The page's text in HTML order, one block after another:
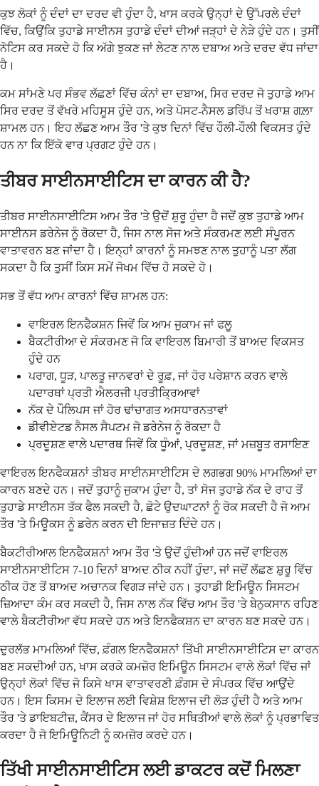
ਕੁਝ ਲੋਕਾਂ ਨੂੰ ਦੰਦਾਂ ਦਾ ਦਰਦ ਵੀ ਹੁੰਦਾ ਹੈ, ਖਾਸ ਕਰਕੇ ਉਨ੍ਹਾਂ ਦੇ ਉੱਪਰਲੇ ਦੰਦਾਂ
ਵਿੱਚ, ਕਿਉਂਕਿ ਤੁਹਾਡੇ ਸਾਈਨਸ ਤੁਹਾਡੇ ਦੰਦਾਂ ਦੀਆਂ ਜੜ੍ਹਾਂ ਦੇ ਨੇੜੇ ਹੁੰਦੇ ਹਨ। ਤੁਸੀਂ
ਨੋਟਿਸ ਕਰ ਸਕਦੇ ਹੋ ਕਿ ਅੱਗੇ ਝੁਕਣ ਜਾਂ ਲੇਟਣ ਨਾਲ ਦਬਾਅ ਅਤੇ ਦਰਦ ਵੱਧ ਜਾਂਦਾ
ਹੈ।
ਕਮ ਸਾਂਮਣੇ ਪਰ ਸੰਭਵ ਲੱਛਣਾਂ ਵਿੱਚ ਕੰਨਾਂ ਦਾ ਦਬਾਅ, ਸਿਰ ਦਰਦ ਜੋ ਤੁਹਾਡੇ ਆਮ
ਸਿਰ ਦਰਦ ਤੋਂ ਵੱਖਰੇ ਮਹਿਸੂਸ ਹੁੰਦੇ ਹਨ, ਅਤੇ ਪੋਸਟ-ਨੈਸਲ ਡਰਿੱਪ ਤੋਂ ਖਰਾਸ਼ ਗਲ਼ਾ
ਸ਼ਾਮਲ ਹਨ। ਇਹ ਲੱਛਣ ਆਮ ਤੌਰ 'ਤੇ ਕੁਝ ਦਿਨਾਂ ਵਿੱਚ ਹੌਲੀ-ਹੌਲੀ ਵਿਕਸਤ ਹੁੰਦੇ
ਹਨ ਨਾ ਕਿ ਇੱਕੋ ਵਾਰ ਪ੍ਰਗਟ ਹੁੰਦੇ ਹਨ।
ਤੀਬਰ ਸਾਈਨਸਾਈਟਿਸ ਦਾ ਕਾਰਨ ਕੀ ਹੈ?
ਤੀਬਰ ਸਾਈਨਸਾਈਟਿਸ ਆਮ ਤੌਰ 'ਤੇ ਉਦੋਂ ਸ਼ੁਰੂ ਹੁੰਦਾ ਹੈ ਜਦੋਂ ਕੁਝ ਤੁਹਾਡੇ ਆਮ
ਸਾਈਨਸ ਡਰੇਨੇਜ ਨੂੰ ਰੋਕਦਾ ਹੈ, ਜਿਸ ਨਾਲ ਸੋਜ ਅਤੇ ਸੰਕਰਮਣ ਲਈ ਸੰਪੂਰਨ
ਵਾਤਾਵਰਨ ਬਣ ਜਾਂਦਾ ਹੈ। ਇਨ੍ਹਾਂ ਕਾਰਨਾਂ ਨੂੰ ਸਮਝਣ ਨਾਲ ਤੁਹਾਨੂੰ ਪਤਾ ਲੱਗ
ਸਕਦਾ ਹੈ ਕਿ ਤੁਸੀਂ ਕਿਸ ਸਮੇਂ ਜੋਖਮ ਵਿੱਚ ਹੋ ਸਕਦੇ ਹੋ।
ਸਭ ਤੋਂ ਵੱਧ ਆਮ ਕਾਰਨਾਂ ਵਿੱਚ ਸ਼ਾਮਲ ਹਨ:
ਵਾਇਰਲ ਇਨਫੈਕਸ਼ਨ ਜਿਵੇਂ ਕਿ ਆਮ ਜੁਕਾਮ ਜਾਂ ਫਲੂ
ਬੈਕਟੀਰੀਆ ਦੇ ਸੰਕਰਮਣ ਜੋ ਕਿ ਵਾਇਰਲ ਬਿਮਾਰੀ ਤੋਂ ਬਾਅਦ ਵਿਕਸਤ
ਹੁੰਦੇ ਹਨ
ਪਰਾਗ, ਧੂੜ, ਪਾਲਤੂ ਜਾਨਵਰਾਂ ਦੇ ਰੂਫ਼, ਜਾਂ ਹੋਰ ਪਰੇਸ਼ਾਨ ਕਰਨ ਵਾਲੇ
ਪਦਾਰਥਾਂ ਪ੍ਰਤੀ ਐਲਰਜੀ ਪ੍ਰਤੀਕ੍ਰਿਆਵਾਂ
ਨੱਕ ਦੇ ਪੌਲਿਪਸ ਜਾਂ ਹੋਰ ਢਾਂਚਾਗਤ ਅਸਧਾਰਨਤਾਵਾਂ
ਡੀਵੀਏਟਡ ਨੈਸਲ ਸੈਪਟਮ ਜੋ ਡਰੇਨੇਜ ਨੂੰ ਰੋਕਦਾ ਹੈ
ਪ੍ਰਦੂਸ਼ਣ ਵਾਲੇ ਪਦਾਰਥ ਜਿਵੇਂ ਕਿ ਧੂੰਆਂ, ਪ੍ਰਦੂਸ਼ਣ, ਜਾਂ ਮਜ਼ਬੂਤ ਰਸਾਇਣ
ਵਾਇਰਲ ਇਨਫੈਕਸ਼ਨਾਂ ਤੀਬਰ ਸਾਈਨਸਾਈਟਿਸ ਦੇ ਲਗਭਗ 90% ਮਾਮਲਿਆਂ ਦਾ
ਕਾਰਨ ਬਣਦੇ ਹਨ। ਜਦੋਂ ਤੁਹਾਨੂੰ ਜੁਕਾਮ ਹੁੰਦਾ ਹੈ, ਤਾਂ ਸੋਜ ਤੁਹਾਡੇ ਨੱਕ ਦੇ ਰਾਹ ਤੋਂ
ਤੁਹਾਡੇ ਸਾਈਨਸ ਤੱਕ ਫੈਲ ਸਕਦੀ ਹੈ, ਛੋਟੇ ਉਦਘਾਟਨਾਂ ਨੂੰ ਰੋਕ ਸਕਦੀ ਹੈ ਜੋ ਆਮ
ਤੌਰ 'ਤੇ ਮਿਊਕਸ ਨੂੰ ਡਰੇਨ ਕਰਨ ਦੀ ਇਜਾਜ਼ਤ ਦਿੰਦੇ ਹਨ।
ਬੈਕਟੀਰੀਆਲ ਇਨਫੈਕਸ਼ਨਾਂ ਆਮ ਤੌਰ 'ਤੇ ਉਦੋਂ ਹੁੰਦੀਆਂ ਹਨ ਜਦੋਂ ਵਾਇਰਲ
ਸਾਈਨਸਾਈਟਿਸ 7-10 ਦਿਨਾਂ ਬਾਅਦ ਠੀਕ ਨਹੀਂ ਹੁੰਦਾ, ਜਾਂ ਜਦੋਂ ਲੱਛਣ ਸ਼ੁਰੂ ਵਿੱਚ
ਠੀਕ ਹੋਣ ਤੋਂ ਬਾਅਦ ਅਚਾਨਕ ਵਿਗੜ ਜਾਂਦੇ ਹਨ। ਤੁਹਾਡੀ ਇਮਿਊਨ ਸਿਸਟਮ
ਜ਼ਿਆਦਾ ਕੰਮ ਕਰ ਸਕਦੀ ਹੈ, ਜਿਸ ਨਾਲ ਨੱਕ ਵਿੱਚ ਆਮ ਤੌਰ 'ਤੇ ਬੇਨੁਕਸਾਨ ਰਹਿਣ
ਵਾਲੇ ਬੈਕਟੀਰੀਆ ਵੱਧ ਸਕਦੇ ਹਨ ਅਤੇ ਇਨਫੈਕਸ਼ਨ ਦਾ ਕਾਰਨ ਬਣ ਸਕਦੇ ਹਨ।
ਦੁਰਲੱਭ ਮਾਮਲਿਆਂ ਵਿੱਚ, ਫ਼ੰਗਲ ਇਨਫੈਕਸ਼ਨਾਂ ਤਿੱਖੀ ਸਾਈਨਸਾਈਟਿਸ ਦਾ ਕਾਰਨ
ਬਣ ਸਕਦੀਆਂ ਹਨ, ਖਾਸ ਕਰਕੇ ਕਮਜ਼ੋਰ ਇਮਿਊਨ ਸਿਸਟਮ ਵਾਲੇ ਲੋਕਾਂ ਵਿੱਚ ਜਾਂ
ਉਨ੍ਹਾਂ ਲੋਕਾਂ ਵਿੱਚ ਜੋ ਕਿਸੇ ਖਾਸ ਵਾਤਾਵਰਣੀ ਫ਼ੰਗਸ ਦੇ ਸੰਪਰਕ ਵਿੱਚ ਆਉਂਦੇ
ਹਨ। ਇਸ ਕਿਸਮ ਦੇ ਇਲਾਜ ਲਈ ਵਿਸ਼ੇਸ਼ ਇਲਾਜ ਦੀ ਲੋੜ ਹੁੰਦੀ ਹੈ ਅਤੇ ਆਮ
ਤੌਰ 'ਤੇ ਡਾਇਬਟੀਜ਼, ਕੈਂਸਰ ਦੇ ਇਲਾਜ ਜਾਂ ਹੋਰ ਸਥਿਤੀਆਂ ਵਾਲੇ ਲੋਕਾਂ ਨੂੰ ਪ੍ਰਭਾਵਿਤ
ਕਰਦਾ ਹੈ ਜੋ ਇਮਿਊਨਿਟੀ ਨੂੰ ਕਮਜ਼ੋਰ ਕਰਦੇ ਹਨ।
ਤਿੱਖੀ ਸਾਈਨਸਾਈਟਿਸ ਲਈ ਡਾਕਟਰ ਕਦੋਂ ਮਿਲਣਾ